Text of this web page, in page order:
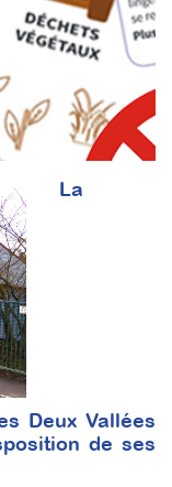
La
Deux Vallées
de ses